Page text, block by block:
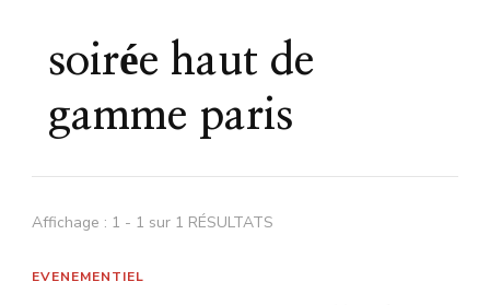
soirée haut de
gamme paris
Affichage : 1 - 1 sur 1 RÉSULTATS
EVENEMENTIEL